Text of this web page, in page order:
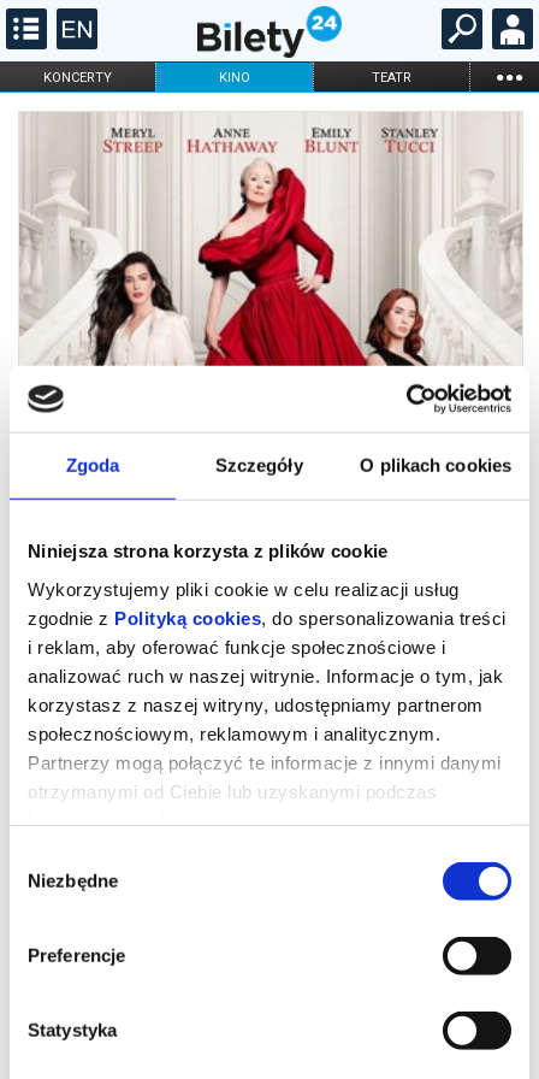
Zgoda Szczegóły O plikach cookies
Niniejsza strona korzysta z plików cookie
Wykorzystujemy pliki cookie w celu realizacji usług
zgodnie z Polityką cookies , do spersonalizowania treści
i reklam, aby oferować funkcje społecznościowe i
analizować ruch w naszej witrynie. Informacje o tym, jak
korzystasz z naszej witryny, udostępniamy partnerom
społecznościowym, reklamowym i analitycznym.
Partnerzy mogą połączyć te informacje z innymi danymi
otrzymanymi od Ciebie lub uzyskanymi podczas
zgody
Niezbędne
Preferencje
Statystyka
KONCERTY KINO TEATR ...
FILHARMONIA OPERA I BALET
DLA DZIECI
ONLINE KARNETY
Diabeł ubiera się u Prady 2
Miranda Priestly walczy ze swoją byłą asystentką Emily - a
papierowej.